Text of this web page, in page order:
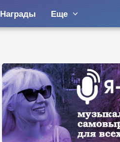
Награды Еще